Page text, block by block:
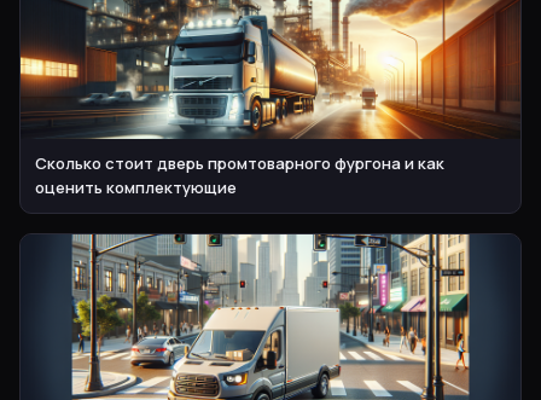
Сколько стоит дверь промтоварного фургона и как
оценить комплектующие